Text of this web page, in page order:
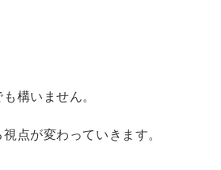
構いません。
点が変わっていきます。